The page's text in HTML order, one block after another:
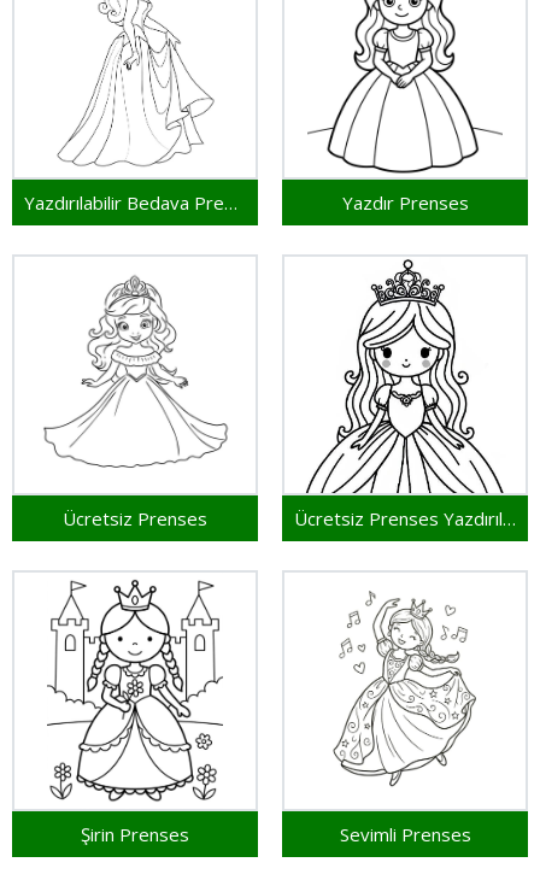
Yazdırılabilir Bedava Prenses Yazdır Prenses
Ücretsiz Prenses Ücretsiz Prenses Yazdırılabilir
Şirin Prenses Sevimli Prenses